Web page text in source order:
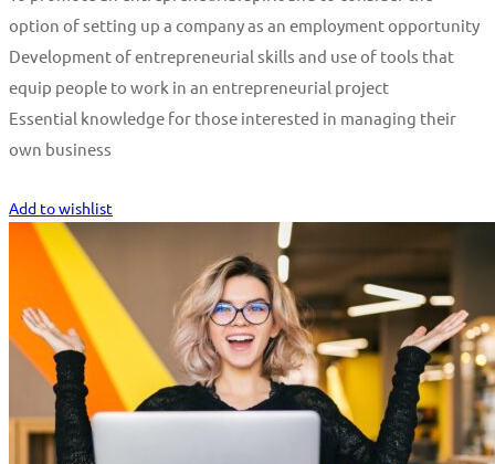
option of setting up a company as an employment opportunity
Development of entrepreneurial skills and use of tools that
equip people to work in an entrepreneurial project
Essential knowledge for those interested in managing their
own business
Add to wishlist